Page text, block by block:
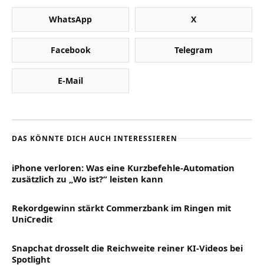
WhatsApp X
Facebook Telegram
E-Mail
DAS KÖNNTE DICH AUCH INTERESSIEREN
iPhone verloren: Was eine Kurzbefehle-Automation
zusätzlich zu „Wo ist?“ leisten kann
Rekordgewinn stärkt Commerzbank im Ringen mit
UniCredit
Snapchat drosselt die Reichweite reiner KI-Videos bei
Spotlight